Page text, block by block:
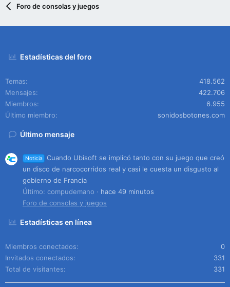
Foro de consolas y juegos
Estadísticas del foro
Temas
418.562
Mensajes
422.706
Miembros
6.955
Último miembro
sonidosbotones.com
Último mensaje
Noticia
Cuando Ubisoft se implicó tanto con su juego que creó
un disco de narcocorridos real y casi le cuesta un disgusto al
gobierno de Francia
Último: compudemano
hace 49 minutos
Foro de consolas y juegos
Estadísticas en línea
Miembros conectados
0
Invitados conectados
331
Total de visitantes
331